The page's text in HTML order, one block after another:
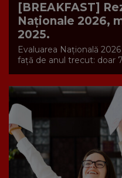
[BREAKFAST]
Naționale 2026,
2025.
Evaluarea Națională
față de anul trecut: doar